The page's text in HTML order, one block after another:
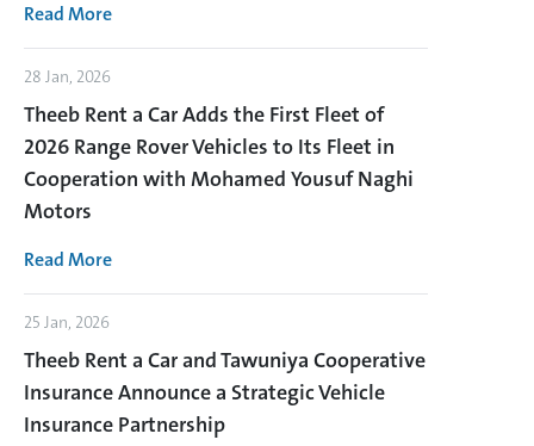
Read More
28 Jan, 2026
Theeb Rent a Car Adds the First Fleet of
2026 Range Rover Vehicles to Its Fleet in
Cooperation with Mohamed Yousuf Naghi
Motors
Read More
25 Jan, 2026
Theeb Rent a Car and Tawuniya Cooperative
Insurance Announce a Strategic Vehicle
Insurance Partnership